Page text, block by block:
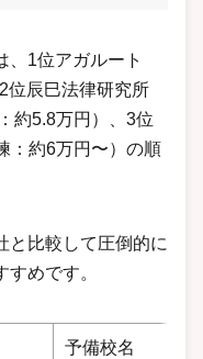
、1位アガルート
位辰巳法律研究所
約5.8万円）、3位
：約6万円〜）の順
と比較して圧倒的に
めです。
予備校名